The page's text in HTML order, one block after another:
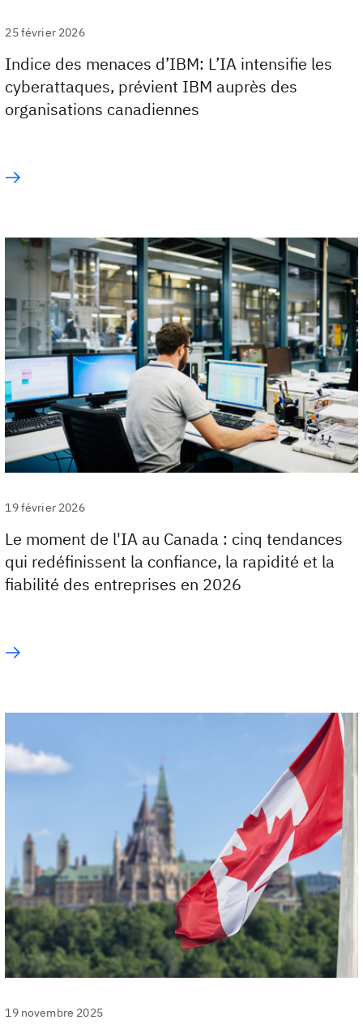
25 février 2026
Indice des menaces d’IBM: L’IA intensifie les
cyberattaques, prévient IBM auprès des
organisations canadiennes
19 février 2026
Le moment de l'IA au Canada : cinq tendances
qui redéfinissent la confiance, la rapidité et la
fiabilité des entreprises en 2026
19 novembre 2025